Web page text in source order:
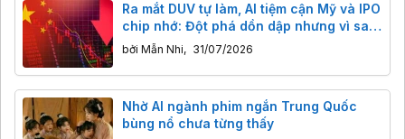
Ra mắt DUV tự làm, AI tiệm cận Mỹ và IPO
chip nhớ: Đột phá dồn dập nhưng vì sao
cổ phiếu công nghệ Trung Quốc vẫn đỏ
bởi Mẫn Nhi, 31/07/2026
Nhờ AI ngành phim ngắn Trung Quốc
bùng nổ chưa từng thấy